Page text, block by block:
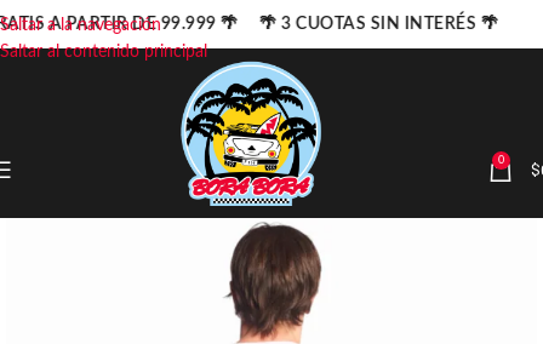
Saltar a la navegación
Saltar al contenido principal
0 $
A PARTIR DE 99.999 🌴 🌴 3 CUOTAS SIN INTERÉS 🌴